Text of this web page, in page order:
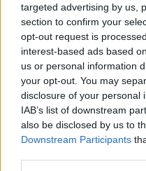
targeted advertising by us,
section to confirm your
opt-out request is
interest-based ads based
us or personal information
your opt-out. You may
disclosure of your personal
IAB’s list of downstream
also be disclosed by us to
Downstream Participants